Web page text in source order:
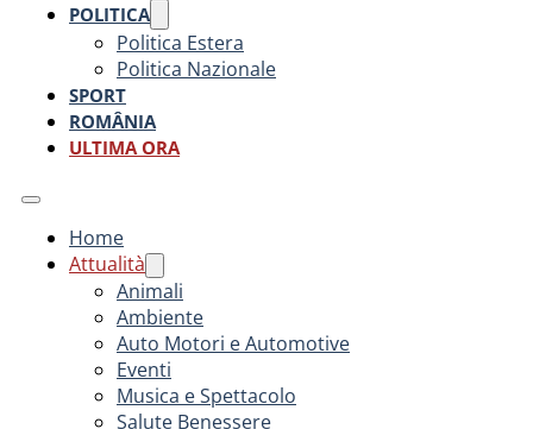
POLITICA
Politica Estera
Politica Nazionale
SPORT
ROMÂNIA
ULTIMA ORA
Home
Attualità
Animali
Ambiente
Auto Motori e Automotive
Eventi
Musica e Spettacolo
Salute Benessere